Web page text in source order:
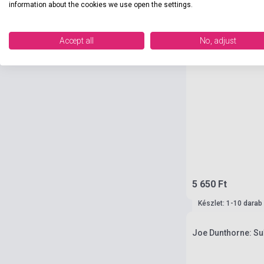
5 650 Ft
Készlet: 1-10 darab
Joe Dunthorne:
information about the cookies we use open the settings.
Accept all No, adjust